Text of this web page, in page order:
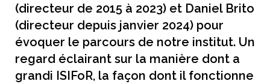
(directeur de 2015 à 2023) et Daniel Brito
(directeur depuis janvier 2024) pour
évoquer le parcours de notre institut. Un
regard éclairant sur la manière dont a
grandi ISIFoR, la façon dont il fonctionne